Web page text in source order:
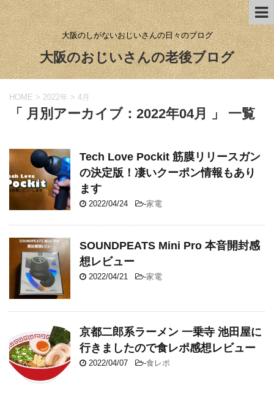
大阪のしがないおじいさんの日々のブログ
大阪のおじいさんの老後ブログ
HOME > 2022年 > 4月
「 月別アーカイブ：2022年04月 」 一覧
Tech Love Pockit 筋膜リリースガン
の決定版！凄いクーポン情報もあり
ます
2022/04/24 -家電
SOUNDPEATS Mini Pro 本音開封感
想レビュー
2022/04/21 -家電
京都二郎系ラーメン 一乗寺 池田屋に
行きましたので食レポ感想レビュー
2022/04/07 -食レポ